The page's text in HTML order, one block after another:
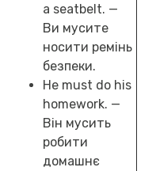
a seatbelt. —
Ви мусите
носити ремінь
безпеки.
He must do his
homework. —
Він мусить
робити
домашнє